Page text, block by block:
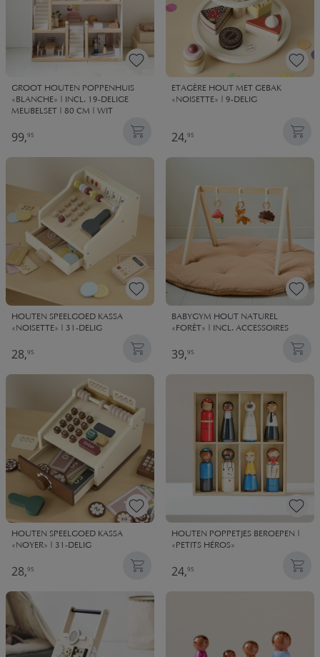
GROOT HOUTEN POPPENHUIS
«BLANCHE» | INCL. 19-DELIGE
MEUBELSET | 80 CM | WIT
99,95
ETAGÈRE HOUT MET GEBAK
«NOISETTE» | 9-DELIG
24,95
HOUTEN SPEELGOED KASSA
«NOISETTE» | 31-DELIG
28,95
BABYGYM HOUT NATUREL
«FORÊT» | INCL. ACCESSOIRES
39,95
HOUTEN SPEELGOED KASSA
«NOYER» | 31-DELIG
28,95
HOUTEN POPPETJES BEROEPEN |
«PETITS HÉROS»
24,95